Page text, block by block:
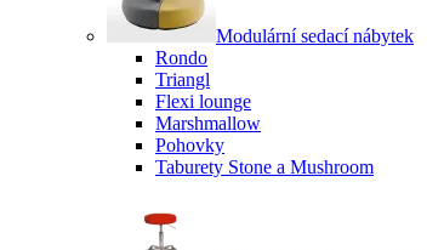
Modulární sedací nábytek
Rondo
Triangl
Flexi lounge
Marshmallow
Pohovky
Taburety Stone a Mushroom